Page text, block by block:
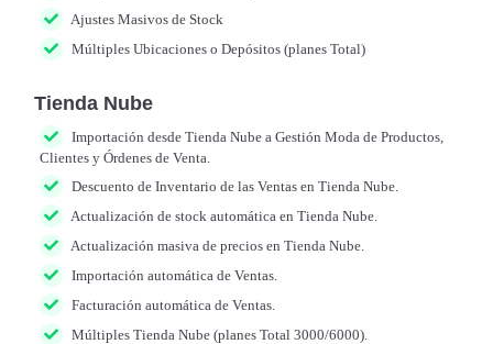
Ajustes Masivos de Stock
Múltiples Ubicaciones o Depósitos (planes Total)
Tienda Nube
Importación desde Tienda Nube a Gestión Moda de Productos,
Clientes y Órdenes de Venta.
Descuento de Inventario de las Ventas en Tienda Nube.
Actualización de stock automática en Tienda Nube.
Actualización masiva de precios en Tienda Nube.
Importación automática de Ventas.
Facturación automática de Ventas.
Múltiples Tienda Nube (planes Total 3000/6000).